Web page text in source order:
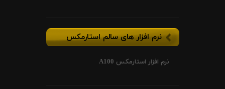
نرم افزار های سالم استارمکس
نرم افزار استارمکس A100